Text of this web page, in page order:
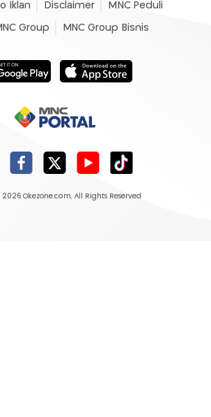
Iklan Disclaimer MNC Peduli
Group MNC Group Bisnis
2026 Okezone.com, All Rights Reserved